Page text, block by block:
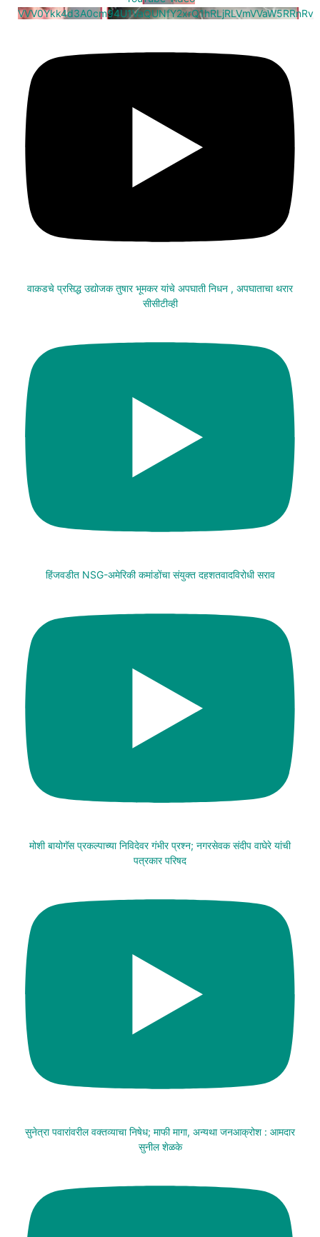
VVV0Ykk4d3A0cm94U1VaQUNfY2xrQ1hRLjRLVmVVaW5RRnRv
वाकडचे प्रसिद्ध उद्योजक तुषार भूमकर यांचे अपघाती निधन , अपघाताचा थरार
सीसीटीव्ही
हिंजवडीत NSG-अमेरिकी कमांडोंचा संयुक्त दहशतवादविरोधी सराव
मोशी बायोगॅस प्रकल्पाच्या निविदेवर गंभीर प्रश्न; नगरसेवक संदीप वाघेरे यांची
पत्रकार परिषद
सुनेत्रा पवारांवरील वक्तव्याचा निषेध; माफी मागा, अन्यथा जनआक्रोश : आमदार
सुनील शेळके